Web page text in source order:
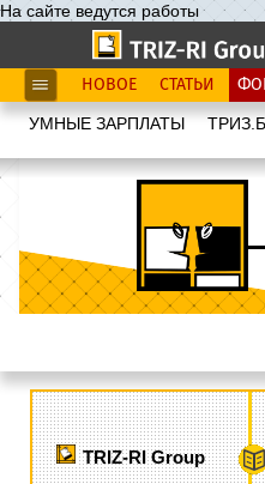
На сайте ведутся работы
НОВОЕ СТАТЬИ
УМНЫЕ ЗАРПЛАТЫ
TRIZ-RI Group